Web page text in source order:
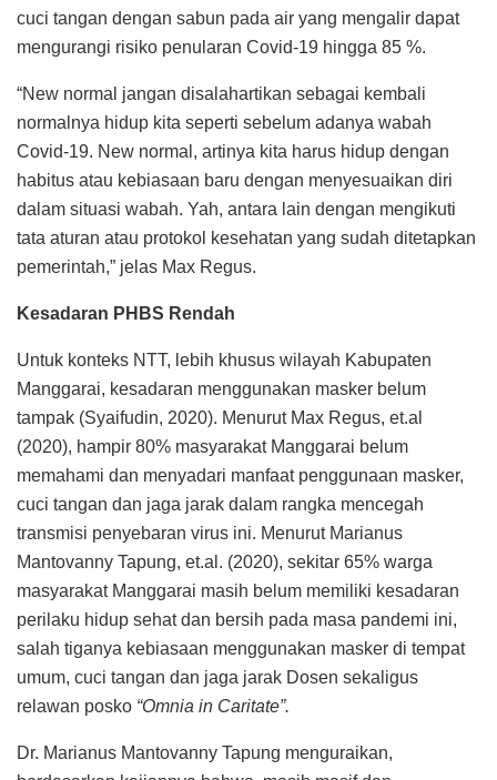
cuci tangan dengan sabun pada air yang mengalir dapat
mengurangi risiko penularan Covid-19 hingga 85 %.
“New normal jangan disalahartikan sebagai kembali
normalnya hidup kita seperti sebelum adanya wabah
Covid-19. New normal, artinya kita harus hidup dengan
habitus atau kebiasaan baru dengan menyesuaikan diri
dalam situasi wabah. Yah, antara lain dengan mengikuti
tata aturan atau protokol kesehatan yang sudah ditetapkan
pemerintah,” jelas Max Regus.
Kesadaran PHBS Rendah
Untuk konteks NTT, lebih khusus wilayah Kabupaten
Manggarai, kesadaran menggunakan masker belum
tampak (Syaifudin, 2020). Menurut Max Regus, et.al
(2020), hampir 80% masyarakat Manggarai belum
memahami dan menyadari manfaat penggunaan masker,
cuci tangan dan jaga jarak dalam rangka mencegah
transmisi penyebaran virus ini. Menurut Marianus
Mantovanny Tapung, et.al. (2020), sekitar 65% warga
masyarakat Manggarai masih belum memiliki kesadaran
perilaku hidup sehat dan bersih pada masa pandemi ini,
salah tiganya kebiasaan menggunakan masker di tempat
umum, cuci tangan dan jaga jarak Dosen sekaligus
relawan posko “Omnia in Caritate”.
Dr. Marianus Mantovanny Tapung menguraikan,